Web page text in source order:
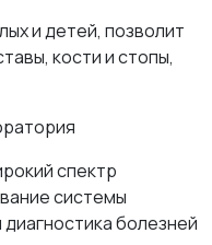
и детей, позволит
кости и стопы,
спектр
системы
болезней